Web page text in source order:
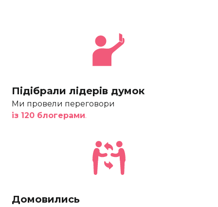
Підібрали лідерів думок
Ми провели переговори
із 120 блогерами.
Домовились